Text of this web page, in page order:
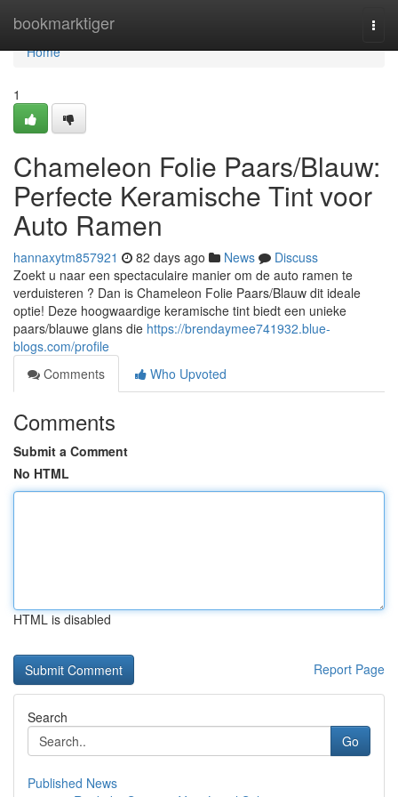
bookmarktiger
Home
Home
1
Chameleon Folie Paars/Blauw:
Perfecte Keramische Tint voor
Auto Ramen
hannaxytm857921 82 days ago News
Discuss
Zoekt u naar een spectaculaire manier om de auto ramen te
verduisteren ? Dan is Chameleon Folie Paars/Blauw dit ideale
optie! Deze hoogwaardige keramische tint biedt een unieke
paars/blauwe glans die https://brendaymee741932.blue-
blogs.com/profile
Comments
Who Upvoted
Comments
Submit a Comment
No HTML
HTML is disabled
Report Page
Search
Go
Published News